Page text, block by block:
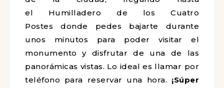
el Humilladero de los Cuatro
Postes donde pedes bajarte durante
unos minutos para poder visitar el
monumento y disfrutar de una de las
panorámicas vistas. Lo ideal es llamar por
teléfono para reservar una hora. ¡Súper